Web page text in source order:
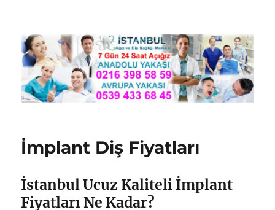
Nöbetçi Dişçi İstanbul
İmplant Diş Fiyatları
İstanbul Ucuz Kaliteli İmplant
Fiyatları Ne Kadar?